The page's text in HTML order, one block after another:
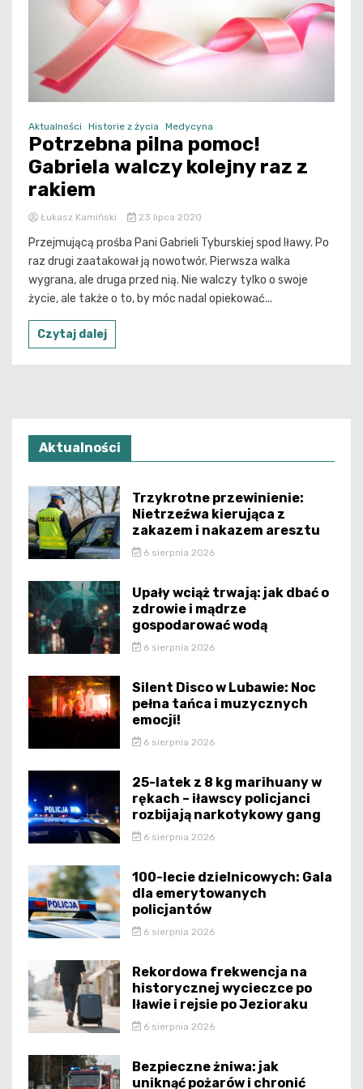
Aktualności Historie z życia Medycyna
Potrzebna pilna pomoc!
Gabriela walczy kolejny raz z
rakiem
Łukasz Kamiński 23 lipca 2020
Przejmującą prośba Pani Gabrieli Tyburskiej spod Iławy. Po
raz drugi zaatakował ją nowotwór. Pierwsza walka
wygrana, ale druga przed nią. Nie walczy tylko o swoje
życie, ale także o to, by móc nadal opiekować...
Czytaj dalej
Aktualności
Trzykrotne przewinienie:
Nietrzeźwa kierująca z
zakazem i nakazem aresztu
6 sierpnia 2026
Upały wciąż trwają: jak dbać o
zdrowie i mądrze
gospodarować wodą
6 sierpnia 2026
Silent Disco w Lubawie: Noc
pełna tańca i muzycznych
emocji!
6 sierpnia 2026
25-latek z 8 kg marihuany w
rękach – iławscy policjanci
rozbijają narkotykowy gang
6 sierpnia 2026
100-lecie dzielnicowych: Gala
dla emerytowanych
policjantów
6 sierpnia 2026
Rekordowa frekwencja na
historycznej wycieczce po
Iławie i rejsie po Jezioraku
6 sierpnia 2026
Bezpieczne żniwa: jak
uniknąć pożarów i chronić